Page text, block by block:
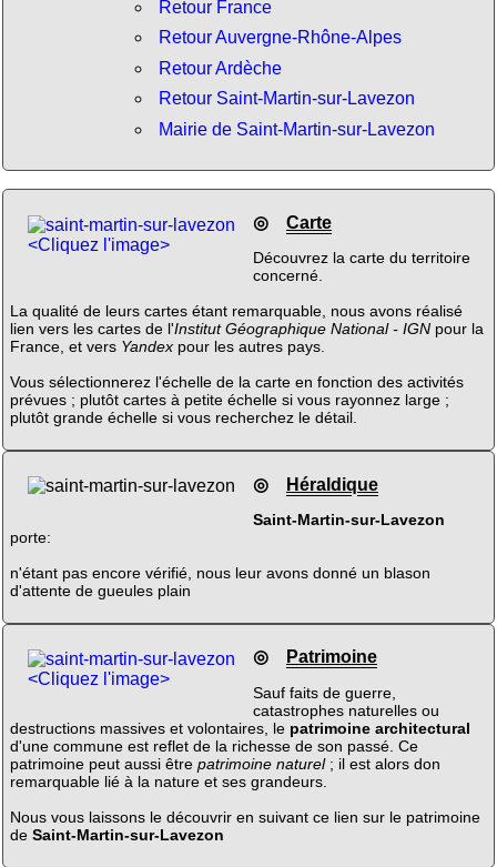
Retour France
Retour Auvergne-Rhône-Alpes
Retour Ardèche
Retour Saint-Martin-sur-Lavezon
Mairie de Saint-Martin-sur-Lavezon
<Cliquez l'image>
◎ Carte
Découvrez la carte du territoire
concerné.
La qualité de leurs cartes étant remarquable, nous avons réalisé
lien vers les cartes de l'Institut Géographique National - IGNpour la
France, et vers Yandexpour les autres pays.
Vous sélectionnerez l'échelle de la carte en fonction des activités
prévues ; plutôt cartes à petite échelle si vous rayonnez large ;
plutôt grande échelle si vous recherchez le détail.
◎ Héraldique
Saint-Martin-sur-Lavezon
porte:
n'étant pas encore vérifié, nous leur avons donné un blason
d'attente de gueules plain
<Cliquez l'image>
◎ Patrimoine
Sauf faits de guerre,
catastrophes naturelles ou
destructions massives et volontaires, le patrimoine architectural
d'une commune est reflet de la richesse de son passé. Ce
patrimoine peut aussi être patrimoine naturel; il est alors don
remarquable lié à la nature et ses grandeurs.
Nous vous laissons le découvrir en suivant ce lien sur le patrimoine
de Saint-Martin-sur-Lavezon